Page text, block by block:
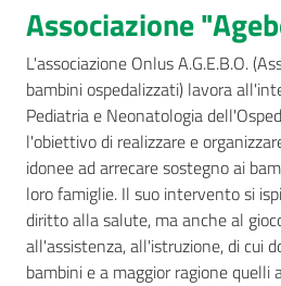
Seguici
su
Associazione
L'associazione Onlus A.G.E.B.O.
bambini ospedalizzati) lavora
Pediatria e Neonatologia
l'obiettivo di realizzare e
idonee ad arrecare sostegno ai
loro famiglie. Il suo intervento si
diritto alla salute, ma anche al
all'assistenza, all'istruzione, di cui
bambini e a maggior ragione quelli